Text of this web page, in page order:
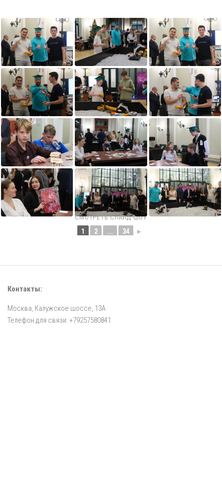
СМОТРЕТЬ СЛАЙД-ШОУ
1 2 ... 34 ►
Контакты:
Москва, Калужское шоссе, 13А
Телефон для связи: +79257580841